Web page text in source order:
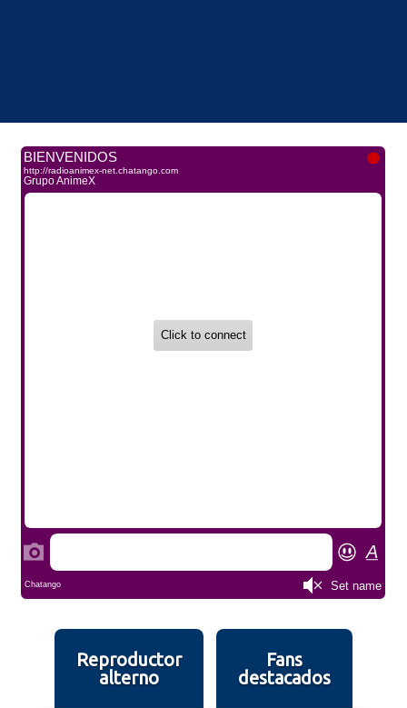
Reproductor
alterno
Fans
destacados